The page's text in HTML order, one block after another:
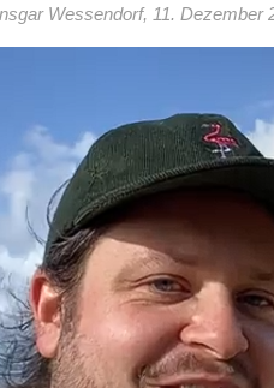
Wessendorf, 11. Dezember